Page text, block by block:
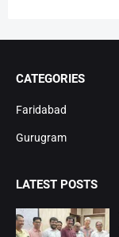
CATEGORIES
Faridabad
Gurugram
LATEST POSTS